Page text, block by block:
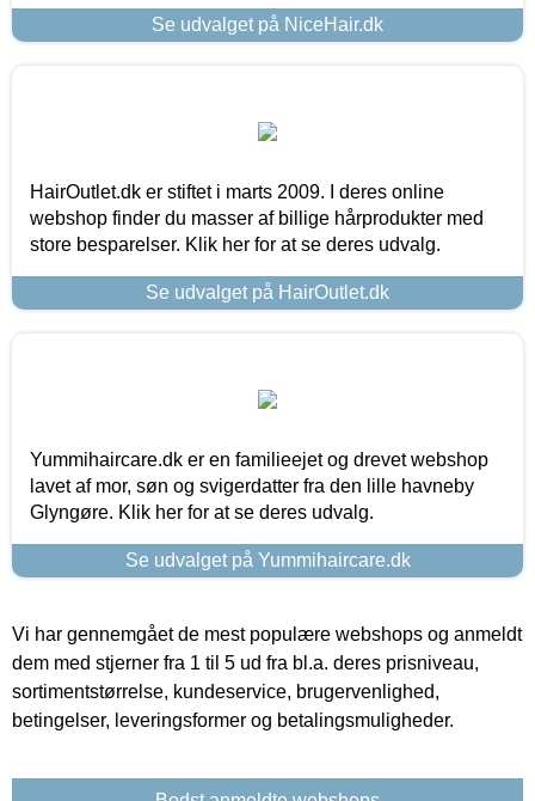
Se udvalget på NiceHair.dk
HairOutlet.dk er stiftet i marts 2009. I deres online
webshop finder du masser af billige hårprodukter med
store besparelser. Klik her for at se deres udvalg.
Se udvalget på HairOutlet.dk
Yummihaircare.dk er en familieejet og drevet webshop
lavet af mor, søn og svigerdatter fra den lille havneby
Glyngøre. Klik her for at se deres udvalg.
Se udvalget på Yummihaircare.dk
Vi har gennemgået de mest populære webshops og anmeldt
dem med stjerner fra 1 til 5 ud fra bl.a. deres prisniveau,
sortimentstørrelse, kundeservice, brugervenlighed,
betingelser, leveringsformer og betalingsmuligheder.